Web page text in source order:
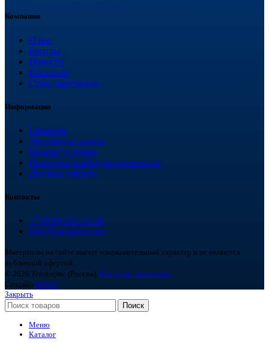
Компания
О нас
Бренды
Новости
Вакансии
Стать партнером
Информация
Гарантия
Доставка и оплата
Возврат и обмен
Политика конфиденциальности
Договор оферты
Контакты
+7 (918) 252-12-26
info@teploplas.com
Материалы на сайте имеют ознакомительный характер и не являются
публичной офертой.
© 2026 Теплоплас (Россия). Все права защищены.
Создано BOND
Закрыть
Поиск
Меню
Каталог